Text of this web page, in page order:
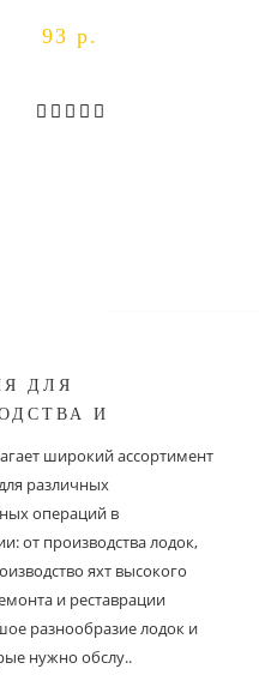
93 р.
ДЛЯ
И
широкий ассортимент
различных
операций в
от производства лодок,
яхт высокого
и реставрации
разнообразие лодок и
нужно обслу..